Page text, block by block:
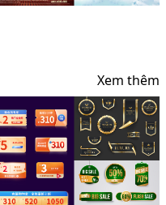
Xem thêm